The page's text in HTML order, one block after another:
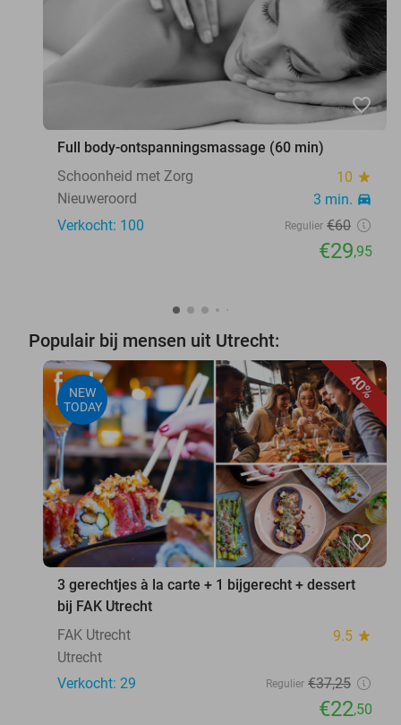
favorite_border
Full body-ontspanningsmassage (60 min)
Schoonheid met Zorg
10 star
Nieuweroord 3 min. directions_car
Verkocht: 100 Regulier €60
€29,95
Populair bij mensen uit Utrecht:
40%
NEW
TODAY
favorite_border
3 gerechtjes à la carte + 1 bijgerecht + dessert
bij FAK Utrecht
FAK Utrecht
9.5 star
Utrecht
Verkocht: 29
Regulier €37,25
€22,50